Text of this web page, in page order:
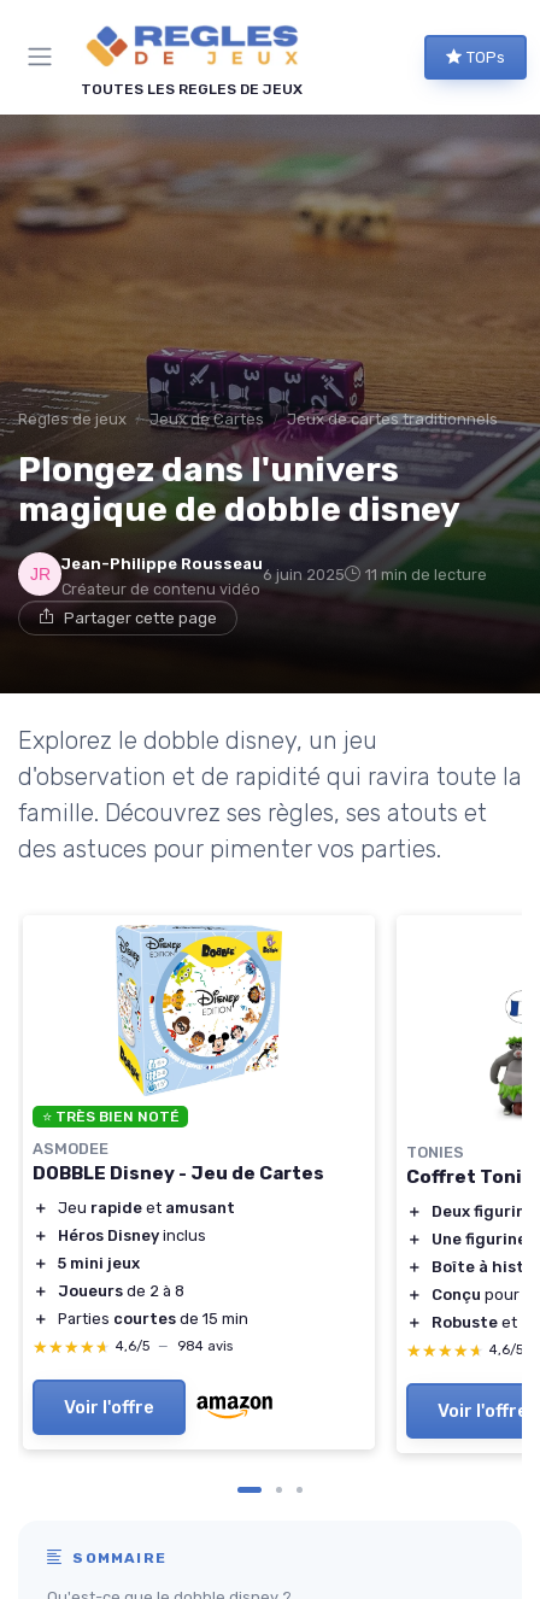
TOUTES LES REGLES DE JEUX
TOPs
Regles de jeux Jeux de Cartes Jeux de cartes traditionnels
Plongez dans l'univers
magique de dobble disney
Jean-Philippe Rousseau
Créateur de contenu vidéo
6 juin 2025 11 min de lecture
Partager cette page
Explorez le dobble disney, un jeu
d'observation et de rapidité qui ravira toute la
famille. Découvrez ses règles, ses atouts et
des astuces pour pimenter vos parties.
⭐ TRÈS BIEN NOTÉ
ASMODEE
DOBBLE Disney - Jeu de Cartes
＋ Jeu rapide et amusant
＋
Héros Disney inclus
＋
5 mini jeux
＋
Joueurs de 2 à 8
＋
Parties courtes de 15 min
★★★★★
★★★★★ 4,6/5 — 984 avis
Voir l'offre
TONIES
Coffret
＋
Deux
＋
Une figurine
＋
Boîte à
＋
Conçu pour
＋
Robuste et
★★★★★
★★★★★ 4,6/5
Voir l'offre
SOMMAIRE